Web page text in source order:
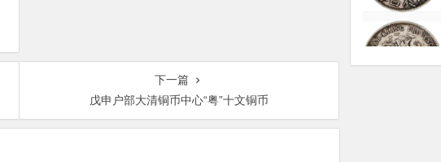
下一篇
戊申户部大清铜币中心“粤”十文铜币